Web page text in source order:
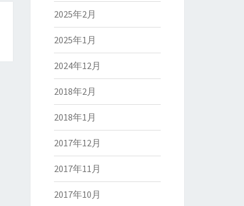
2025年2月
2025年1月
2024年12月
2018年2月
2018年1月
2017年12月
2017年11月
2017年10月